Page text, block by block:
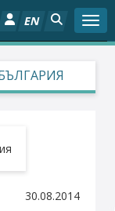
EN
30.08.2014